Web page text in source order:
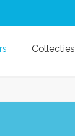
Collecties